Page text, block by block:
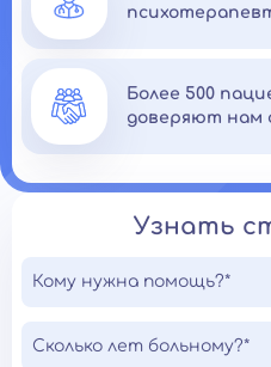
Более 500
доверяют нам
Узнать
Кому нужна помощь?*
Сколько лет больному?*